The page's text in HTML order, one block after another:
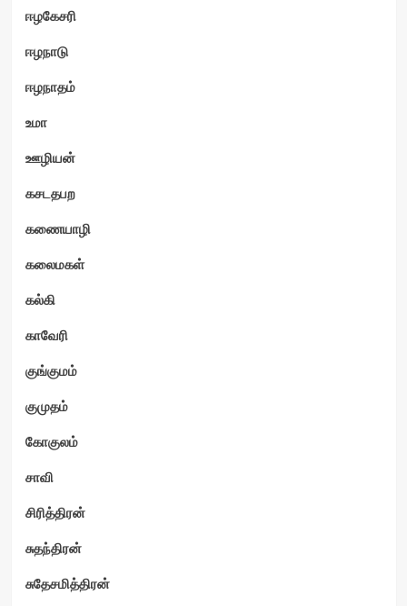
ஈழகேசரி
ஈழநாடு
ஈழநாதம்
உமா
ஊழியன்
கசடதபற
கணையாழி
கலைமகள்
கல்கி
காவேரி
குங்குமம்
குமுதம்
கோகுலம்
சாவி
சிரித்திரன்
சுதந்திரன்
சுதேசமித்திரன்